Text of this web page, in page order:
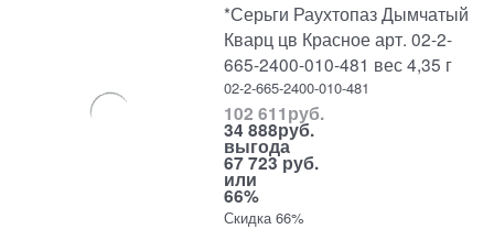
*Серьги Раухтопаз Дымчатый
Кварц цв Красное арт. 02-2-
665-2400-010-481 вес 4,35 г
02-2-665-2400-010-481
102 611руб.
34 888руб.
выгода
67 723 руб.
или
66%
Скидка 66%